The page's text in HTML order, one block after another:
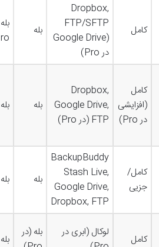
کامل
Dropbox,
FTP/SFTP
(Google Drive
در Pro)
بله
کامل
(افزایشی
در Pro)
Dropbox,
Google Drive,
FTP (در Pro)
بله بله
کامل/
جزیی
BackupBuddy
Stash Live,
Google Drive,
Dropbox, FTP
بله بله
کامل
لوکال (ابری در
بله (در
بله